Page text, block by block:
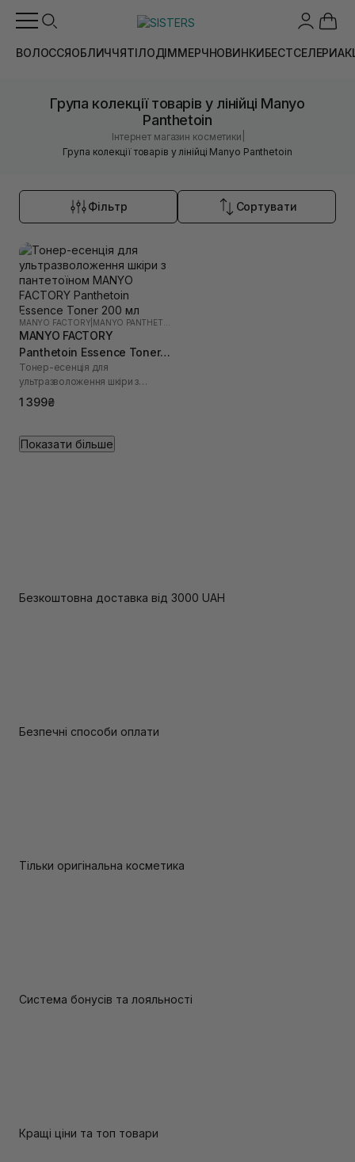
ВОЛОССЯОБЛИЧЧЯТІЛОДІММЕРЧНОВИНКИБЕСТСЕЛЕРИ
Група колекції товарів у лінійці Manyo
Panthetoin
Інтернет магазин косметики
Група колекції товарів у лінійці Manyo Panthetoin
Фільтр Сортувати
MANYO FACTORY
MANYO FACTORY
Panthetoin Essence Toner
200 мл
Тонер-есенція для
ультразволоження шкіри з
пантетоїном
1 399₴
Показати більше
Безкоштовна доставка від 3000 UAH
Безпечні способи оплати
Тільки оригінальна косметика
Система бонусів та лояльності
Кращі ціни та топ товари